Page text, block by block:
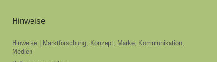
Hinweise
Hinweise | Marktforschung, Konzept, Marke, Kommunikation,
Medien